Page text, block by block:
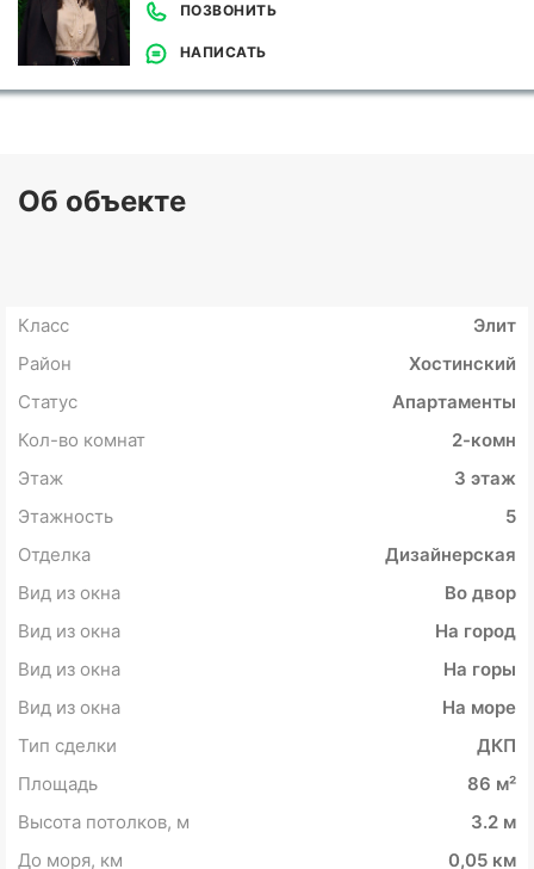
ПОЗВОНИТЬ
НАПИСАТЬ
Об объекте
Класс
Элит
Район
Хостинский
Статус
Апартаменты
Кол-во комнат
2-комн
Этаж
3 этаж
Этажность
5
Отделка
Дизайнерская
Вид из окна
Во двор
Вид из окна
На город
Вид из окна
На горы
Вид из окна
На море
Тип сделки
ДКП
Площадь
86 м²
Высота потолков, м
3.2 м
До моря, км
0,05 км